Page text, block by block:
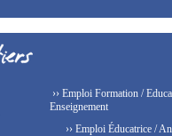
›› Emploi Formation /
Enseignement
›› Emploi Éducatrice /